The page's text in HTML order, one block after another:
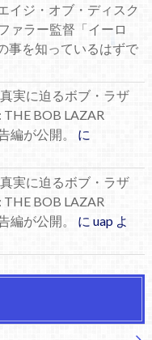
イジ・オブ・ディスク
ァラー監督「イーロ
事を知っているはずで
実に迫るボブ・ラザ
BOB LAZAR
編が公開。
に
実に迫るボブ・ラザ
BOB LAZAR
編が公開。
に uapよ